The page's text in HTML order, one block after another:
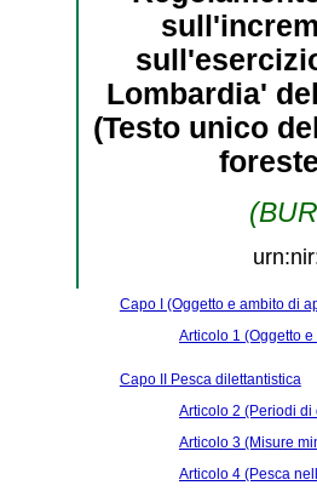
Lombardia'
(Testo unico
Capo I (Oggetto e ambito di
Articolo 1 (Oggetto
Capo II Pesca dilettantistica
Articolo 2 (Periodi di
Articolo 3 (Misure
Articolo 4 (Pesca